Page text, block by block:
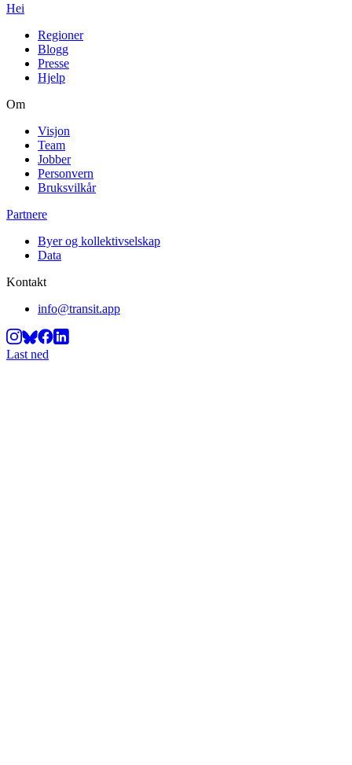
Hei
Regioner
Blogg
Presse
Hjelp
Om
Visjon
Team
Jobber
Personvern
Bruksvilkår
Partnere
Byer og kollektivselskap
Data
Kontakt
info@transit.app
Last ned